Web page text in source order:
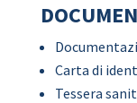
Carta di
Tessera